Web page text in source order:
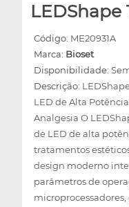
Código: ME20931A
Marca: Bioset
Disponibilidade:
Descrição:
LED de Alta
Analgesia O
de LED de alta
tratamentos
design moderno
parâmetros de